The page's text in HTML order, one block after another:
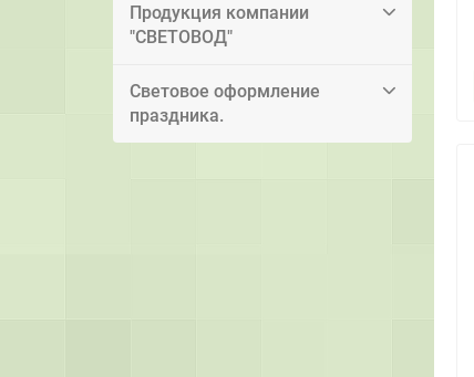
Продукция компании
"СВЕТОВОД"
Световое оформление
праздника.